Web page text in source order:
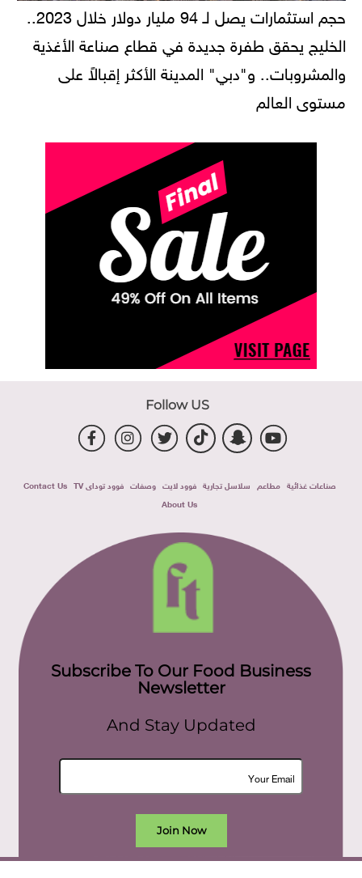
حجم استثمارات يصل لـ 94 مليار دولار خلال 2023..
الخليج يحقق طفرة جديدة في قطاع صناعة الأغذية
والمشروبات.. و"دبي" المدينة الأكثر إقبالاً على
مستوى العالم
Follow US
صناعات غذائية مطاعم سلاسل تجارية فوود لايت وصفات فوود توداى TV
Contact Us
About Us
Subscribe To Our Food Business
Newsletter
And Stay Updated
Join Now